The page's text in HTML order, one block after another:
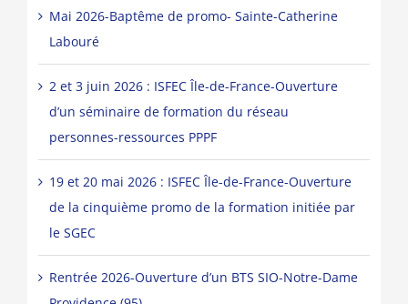
Mai 2026-Baptême de promo- Sainte-Catherine
Labouré
2 et 3 juin 2026 : ISFEC Île-de-France-Ouverture
d’un séminaire de formation du réseau
personnes-ressources PPPF
19 et 20 mai 2026 : ISFEC Île-de-France-Ouverture
de la cinquième promo de la formation initiée par
le SGEC
Rentrée 2026-Ouverture d’un BTS SIO-Notre-Dame